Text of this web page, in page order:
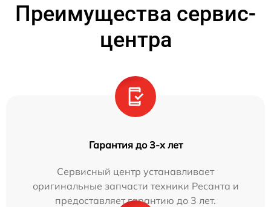
Преимущества сервис-
центра
Гарантия до 3-х лет
Сервисный центр устанавливает
оригинальные запчасти техники Ресанта и
предоставляет гарантию до 3 лет.